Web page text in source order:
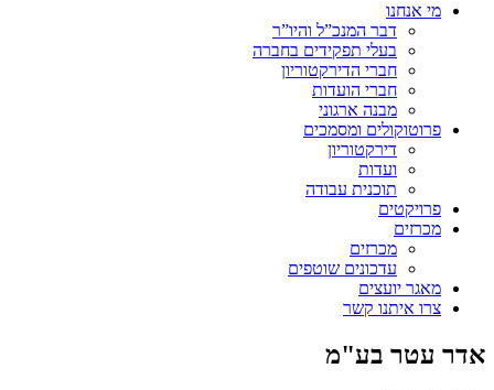
מי אנחנו
דבר המנכ”ל והיו”ר
בעלי תפקידים בחברה
חברי הדירקטוריון
חברי הועדות
מבנה ארגוני
פרוטוקולים ומסמכים
דירקטוריון
ועדות
תוכנית עבודה
פרויקטים
מכרזים
מכרזים
עדכונים שוטפים
מאגר יועצים
צרו איתנו קשר
אדר עטר בע"מ